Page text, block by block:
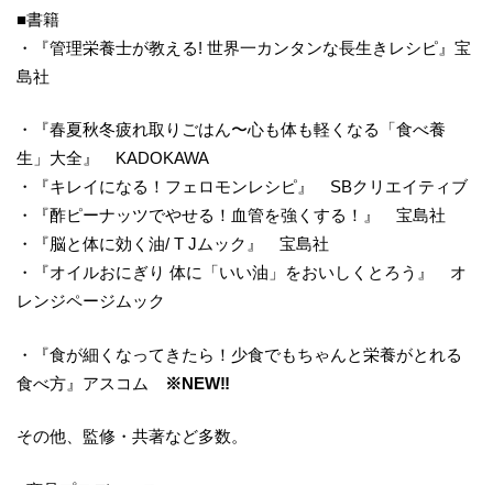
■書籍
・『管理栄養士が教える! 世界一カンタンな長生きレシピ』宝
島社
・『春夏秋冬疲れ取りごはん〜心も体も軽くなる「食べ養
生」大全』 KADOKAWA
・『キレイになる！フェロモンレシピ』 SBクリエイティブ
・『酢ピーナッツでやせる！血管を強くする！』 宝島社
・『脳と体に効く油/ T Jムック』 宝島社
・『オイルおにぎり 体に「いい油」をおいしくとろう』 オ
レンジページムック
・『食が細くなってきたら！少食でもちゃんと栄養がとれる
食べ方』アスコム
※NEW‼︎
その他、監修・共著など多数。